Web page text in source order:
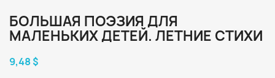
БОЛЬШАЯ ПОЭЗИЯ ДЛЯ
МАЛЕНЬКИХ ДЕТЕЙ. ЛЕТНИЕ СТИХИ
9,48 $